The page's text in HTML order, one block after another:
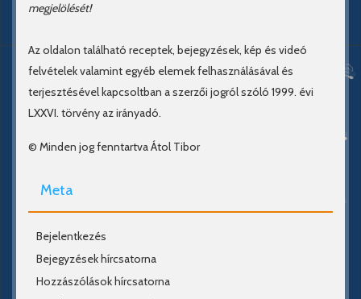
megjelölését!
Az oldalon található receptek, bejegyzések, kép és videó
felvételek valamint egyéb elemek felhasználásával és
terjesztésével kapcsoltban a szerzői jogról szóló 1999. évi
LXXVI. törvény az irányadó.
© Minden jog fenntartva Átol Tibor
Meta
Bejelentkezés
Bejegyzések hírcsatorna
Hozzászólások hírcsatorna